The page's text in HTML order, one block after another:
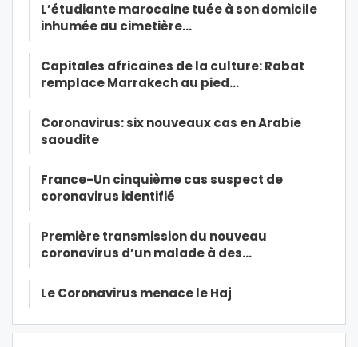
L’étudiante marocaine tuée à son domicile
inhumée au cimetière…
Capitales africaines de la culture: Rabat
remplace Marrakech au pied…
Coronavirus: six nouveaux cas en Arabie
saoudite
France-Un cinquième cas suspect de
coronavirus identifié
Première transmission du nouveau
coronavirus d’un malade à des…
Le Coronavirus menace le Haj